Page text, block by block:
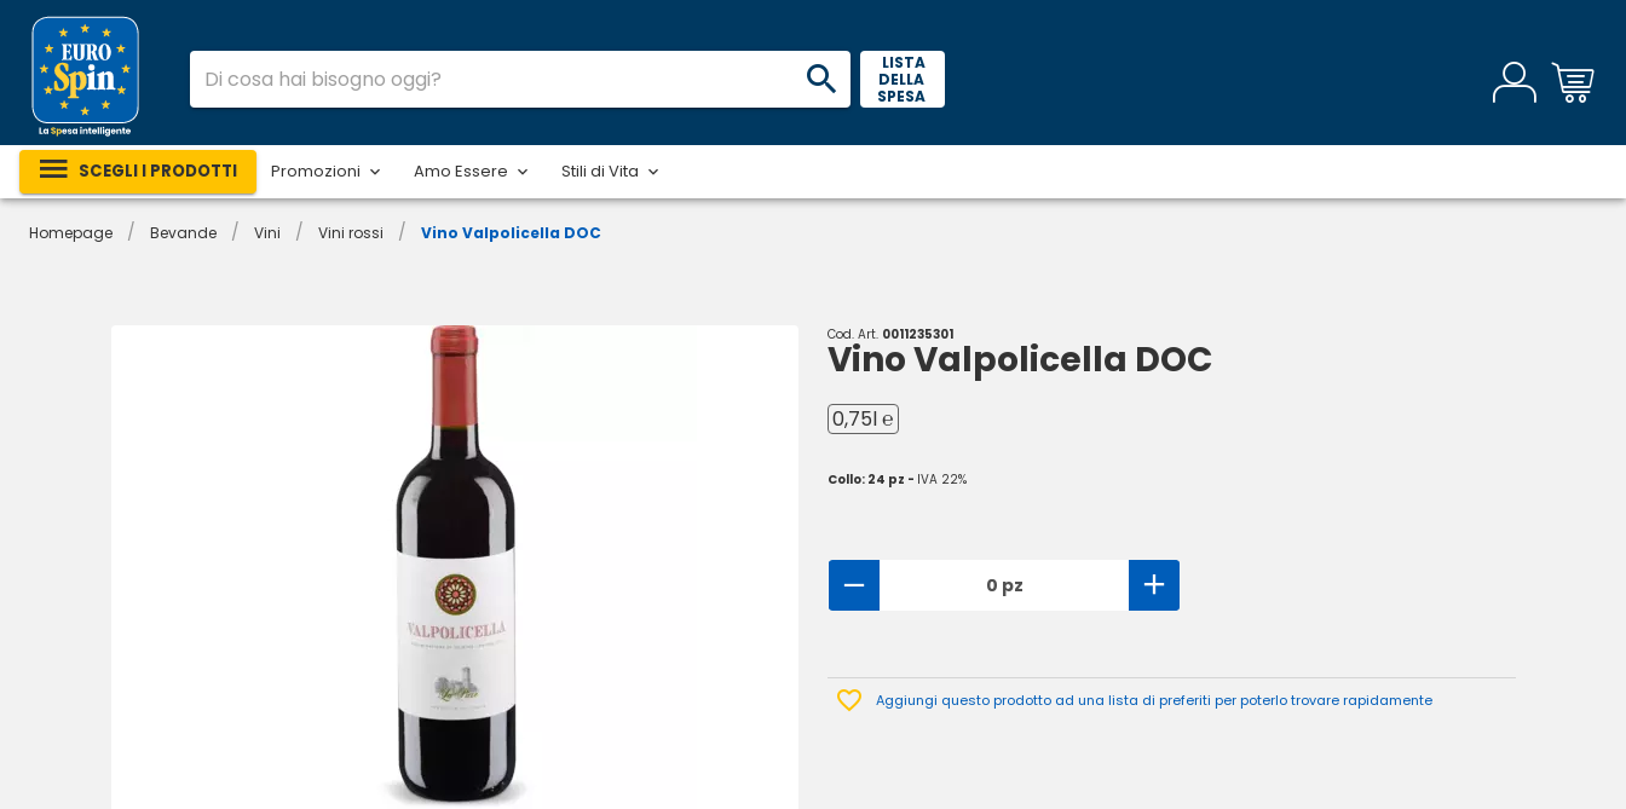
LISTA
DELLA
SPESA
SCEGLI I PRODOTTI Promozioni Amo Essere Stili di Vita
Homepage / Bevande / Vini / Vini rossi / Vino Valpolicella DOC
Cod. Art. 0011235301
Vino Valpolicella DOC
0,75l ℮
Collo: 24 pz - IVA 22%
0 pz
Aggiungi questo prodotto ad una lista di preferiti per poterlo trovare rapidamente